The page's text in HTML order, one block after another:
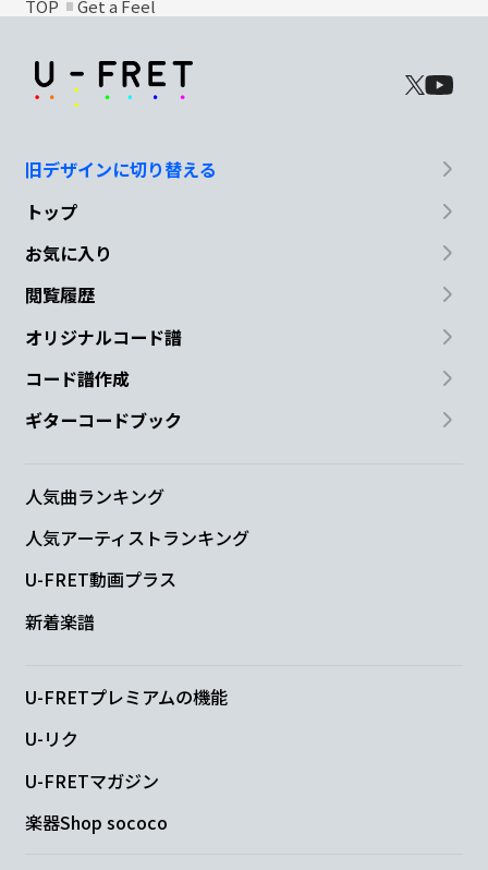
TOP Get a Feel
旧デザインに切り替える
トップ
お気に入り
閲覧履歴
オリジナルコード譜
コード譜作成
ギターコードブック
人気曲ランキング
人気アーティストランキング
U-FRET動画プラス
新着楽譜
U-FRETプレミアムの機能
U-リク
U-FRETマガジン
楽器Shop sococo